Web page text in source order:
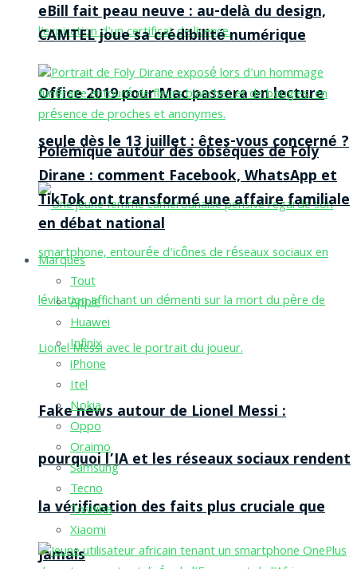
Office 2019 pour Mac passera en lecture
seule dès le 13 juillet : êtes-vous concerné ?
Fake news autour de Lionel Messi :
pourquoi l’IA et les réseaux sociaux rendent
la vérification des faits plus cruciale que
jamais
eBill fait peau neuve : au-delà du design,
CAMTEL joue sa crédibilité numérique
Polémique autour des obsèques de Foly
Dirane : comment Facebook, WhatsApp et
TikTok ont transformé une affaire familiale
en débat national
Marques
Tout
Apple
Huawei
Infinix
iPhone
Itel
Nokia
Oppo
Oraimo
Samsung
Tecno
Toshiba
Xiaomi